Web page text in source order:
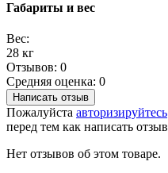
Габариты и вес
Вес:
28 кг
Отзывов: 0
Средняя оценка: 0
Написать отзыв
Пожалуйста авторизируйтесь
перед тем как написать отзыв
Нет отзывов об этом товаре.